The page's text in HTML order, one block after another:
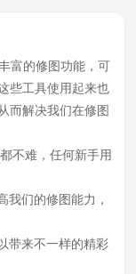
富的修图功能，可
些工具使用起来也
而解决我们在修图
不难，任何新手用
我们的修图能力，
带来不一样的精彩